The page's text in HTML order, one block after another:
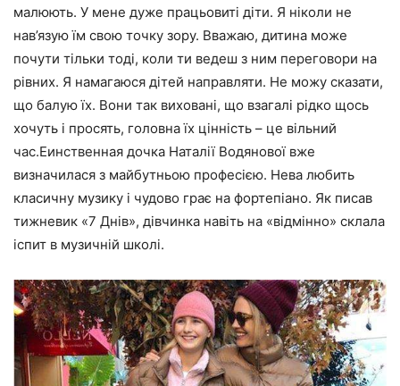
малюють. У мене дуже працьовиті діти. Я ніколи не
нав’язую їм свою точку зору. Вважаю, дитина може
почути тільки тоді, коли ти ведеш з ним переговори на
рівних. Я намагаюся дітей направляти. Не можу сказати,
що балую їх. Вони так виховані, що взагалі рідко щось
хочуть і просять, головна їх цінність – це вільний
час.Еинственная дочка Наталії Водянової вже
визначилася з майбутньою професією. Нева любить
класичну музику і чудово грає на фортепіано. Як писав
тижневик «7 Днів», дівчинка навіть на «відмінно» склала
іспит в музичній школі.